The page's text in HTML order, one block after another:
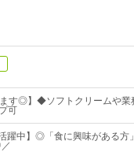
す◎】◆ソフトクリームや業
可
躍中】◎「食に興味がある